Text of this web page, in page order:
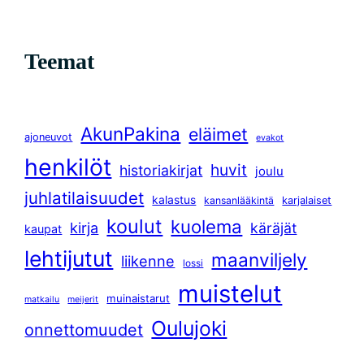
Teemat
ajoneuvot AkunPakina eläimet evakot
henkilöt historiakirjat huvit joulu
juhlatilaisuudet kalastus kansanlääkintä karjalaiset
kaupat kirja koulut kuolema käräjät
lehtijutut liikenne lossi maanviljely
matkailu meijerit muinaistarut muistelut
onnettomuudet Oulujoki